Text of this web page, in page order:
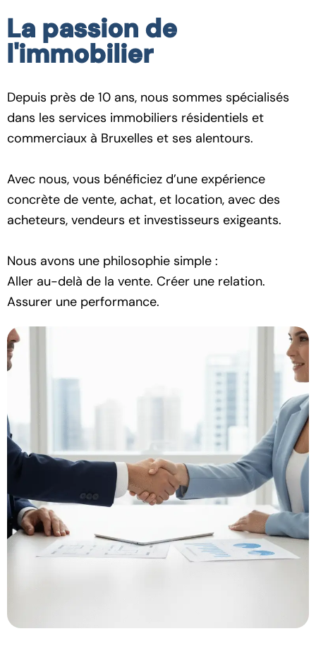
La passion de
l'immobilier
Depuis près de 10 ans, nous sommes spécialisés
dans les services immobiliers résidentiels et
commerciaux à Bruxelles et ses alentours.
Avec nous, vous bénéficiez d’une expérience
concrète de vente, achat, et location, avec des
acheteurs, vendeurs et investisseurs exigeants.
Nous avons une philosophie simple :
Aller au-delà de la vente. Créer une relation.
Assurer une performance.